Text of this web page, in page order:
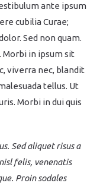
ante ipsum
cubilia Curae;
Sed non quam.
Morbi in ipsum sit
viverra nec, blandit
tellus. Ut
Morbi in dui quis
Sed aliquet risus a
felis, venenatis
Proin sodales